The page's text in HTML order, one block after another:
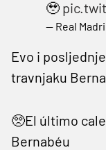
🥹
— Real
Evo i
travnjaku
🥺El último
Bernabéu